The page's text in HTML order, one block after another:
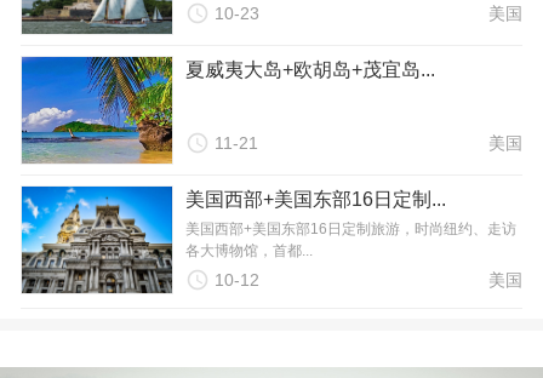
 10-23 美国
夏威夷大岛+欧胡岛+茂宜岛...
 11-21 美国
美国西部+美国东部16日定制...
美国西部+美国东部16日定制旅游，时尚纽约、走访
各大博物馆，首都...
 10-12 美国